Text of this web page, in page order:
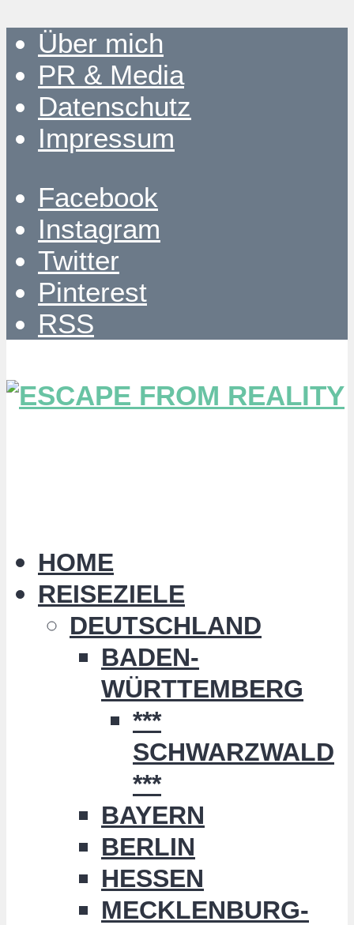
Über mich
PR & Media
Datenschutz
Impressum
Facebook
Instagram
Twitter
Pinterest
RSS
HOME
REISEZIELE
DEUTSCHLAND
BADEN-
WÜRTTEMBERG
***
SCHWARZWALD
***
BAYERN
BERLIN
HESSEN
MECKLENBURG-